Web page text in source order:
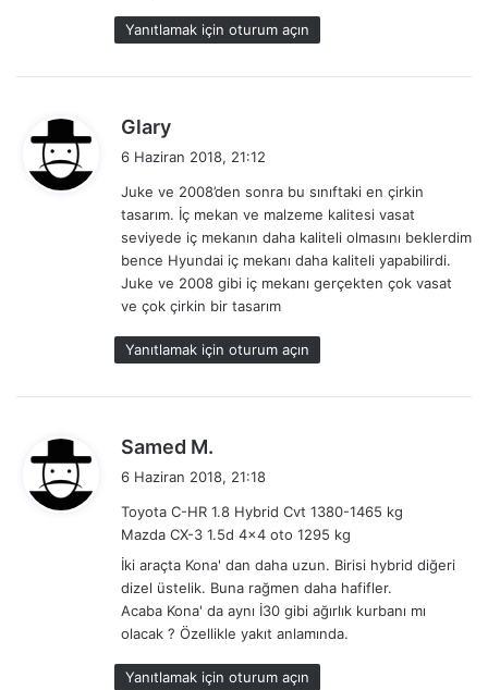
Yanıtlamak için oturum açın
Glary
i
k
i
6 Haziran 2018, 21:12
Juke ve 2008’den sonra bu sınıftaki en çirkin
tasarım. İç mekan ve malzeme kalitesi vasat
seviyede iç mekanın daha kaliteli olmasını beklerdim
bence Hyundai iç mekanı daha kaliteli yapabilirdi.
Juke ve 2008 gibi iç mekanı gerçekten çok vasat
ve çok çirkin bir tasarım
Yanıtlamak için oturum açın
Samed M.
i
k
i
:
6 Haziran 2018, 21:18
Toyota C-HR 1.8 Hybrid Cvt 1380-1465 kg
Mazda CX-3 1.5d 4×4 oto 1295 kg
İki araçta Kona' dan daha uzun. Birisi hybrid diğeri
dizel üstelik. Buna rağmen daha hafifler.
Acaba Kona' da aynı İ30 gibi ağırlık kurbanı mı
olacak ? Özellikle yakıt anlamında.
Yanıtlamak için oturum açın